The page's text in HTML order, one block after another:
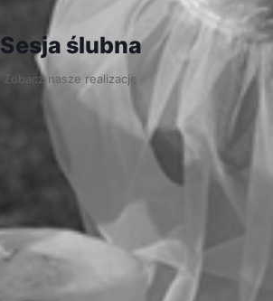
Sesja ślubna
Zobacz nasze realizacje